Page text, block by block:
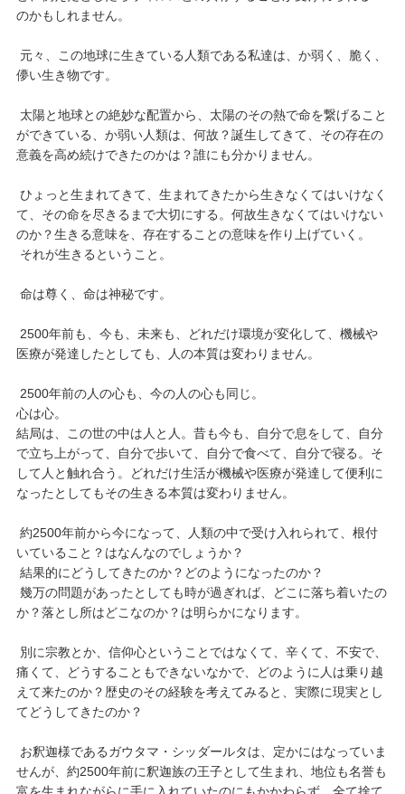
のかもしれません。
元々、この地球に生きている人類である私達は、か弱く、脆く、
儚い生き物です。
太陽と地球との絶妙な配置から、太陽のその熱で命を繋げること
ができている、か弱い人類は、何故？誕生してきて、その存在の
意義を高め続けできたのかは？誰にも分かりません。
ひょっと生まれてきて、生まれてきたから生きなくてはいけなく
て、その命を尽きるまで大切にする。何故生きなくてはいけない
のか？生きる意味を、存在することの意味を作り上げていく。
それが生きるということ。
命は尊く、命は神秘です。
2500年前も、今も、未来も、どれだけ環境が変化して、機械や
医療が発達したとしても、人の本質は変わりません。
2500年前の人の心も、今の人の心も同じ。
心は心。
結局は、この世の中は人と人。昔も今も、自分で息をして、自分
で立ち上がって、自分で歩いて、自分で食べて、自分で寝る。そ
して人と触れ合う。どれだけ生活が機械や医療が発達して便利に
なったとしてもその生きる本質は変わりません。
約2500年前から今になって、人類の中で受け入れられて、根付
いていること？はなんなのでしょうか？
結果的にどうしてきたのか？どのようになったのか？
幾万の問題があったとしても時が過ぎれば、どこに落ち着いたの
か？落とし所はどこなのか？は明らかになります。
別に宗教とか、信仰心ということではなくて、辛くて、不安で、
痛くて、どうすることもできないなかで、どのように人は乗り越
えて来たのか？歴史のその経験を考えてみると、実際に現実とし
てどうしてきたのか？
お釈迦様であるガウタマ・シッダールタは、定かにはなっていま
せんが、約2500年前に釈迦族の王子として生まれ、地位も名誉も